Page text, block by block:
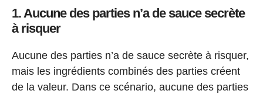
1. Aucune des parties n’a de sauce secrète
à risquer
Aucune des parties n’a de sauce secrète à risquer,
mais les ingrédients combinés des parties créent
de la valeur. Dans ce scénario, aucune des parties